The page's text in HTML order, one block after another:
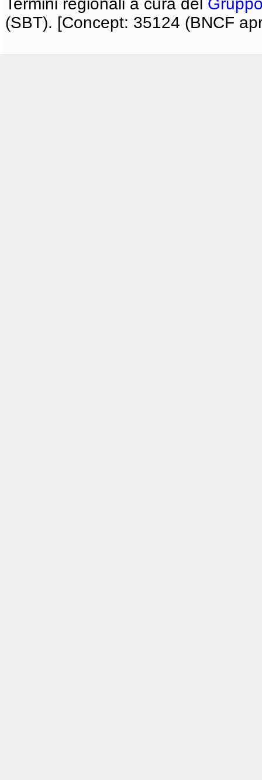
Termini regionali a cura del
(SBT). [Concept: 35124 (BNCF